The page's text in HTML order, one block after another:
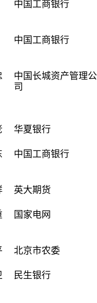
中国工商银行
中国工商银行
中国长城资产管理公
司
华夏银行
中国工商银行
英大期货
国家电网
北京市农委
民生银行